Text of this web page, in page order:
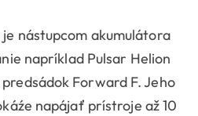
je nástupcom akumulátora
napríklad Pulsar Helion
Forward F. Jeho
napájať prístroje až 10